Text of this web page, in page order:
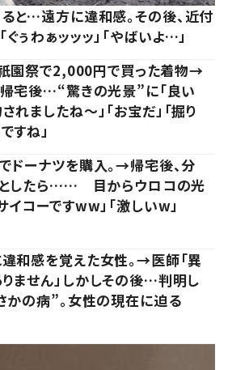
と…遠方に違和感。その後、近付
ぅわぁッッッ」「やばいよ…」
園祭で2,000円で買った着物→
宅後…“驚きの光景”に「良い
れましたね～」「お宝だ」「掘り
すね」
ドーナツを購入。→帰宅後、分
としたら…… 目からウロコの光
イコーですww」「激しいw」
和感を覚えた女性。→医師「異
ません」しかしその後…判明し
かの病”。女性の現在に迫る